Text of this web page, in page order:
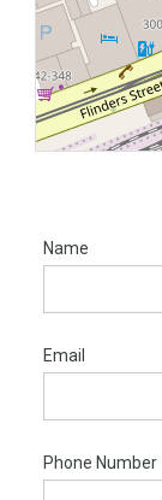
Name
Email
Phone Number